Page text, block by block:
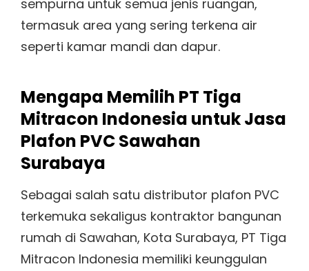
sempurna untuk semua jenis ruangan,
termasuk area yang sering terkena air
seperti kamar mandi dan dapur.
Mengapa Memilih PT Tiga
Mitracon Indonesia untuk Jasa
Plafon PVC Sawahan
Surabaya
Sebagai salah satu distributor plafon PVC
terkemuka sekaligus kontraktor bangunan
rumah di Sawahan, Kota Surabaya, PT Tiga
Mitracon Indonesia memiliki keunggulan